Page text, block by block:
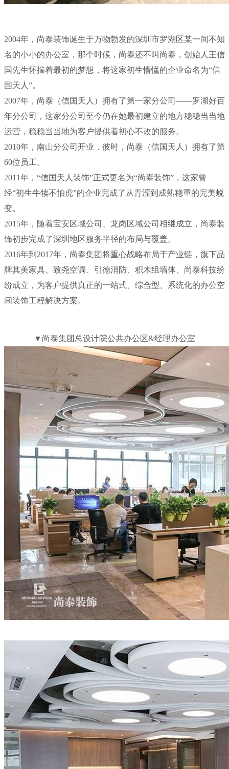
2004年，尚泰装饰诞生于万物勃发的深圳市罗湖区某一间不知
名的小小的办公室，那个时候，尚泰还不叫尚泰，创始人王信
国先生怀揣着最初的梦想，将这家初生懵懂的企业命名为“信
国天人”。
2007年，尚泰（信国天人）拥有了第一家分公司——罗湖好百
年分公司，这家分公司至今仍在她最初建立的地方稳稳当当地
运营，稳稳当当地为客户提供着初心不改的服务。
2010年，南山分公司开业，彼时，尚泰（信国天人）拥有了第
60位员工。
2011年，“信国天人装饰”正式更名为“尚泰装饰”，这家曾
经“初生牛犊不怕虎”的企业完成了从青涩到成熟稳重的完美蜕
变。
2015年 ，随着宝安区域公司、龙岗区域公司相继成立，尚泰装
饰初步完成了深圳地区服务半径的布局与覆盖。
2016年到2017年，尚泰集团将重心战略布局于产业链，旗下品
牌其美家具、致尧空调、引德消防、积木组墙体、尚泰科技纷
纷成立，为客户提供真正的一站式、综合型、系统化的办公空
间装饰工程解决方案。
▼尚泰集团总设计院公共办公区&经理办公室